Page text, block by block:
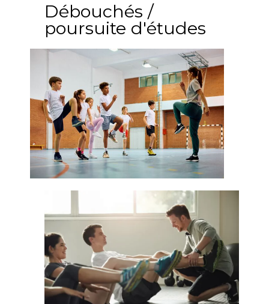
Débouchés /
poursuite d'études